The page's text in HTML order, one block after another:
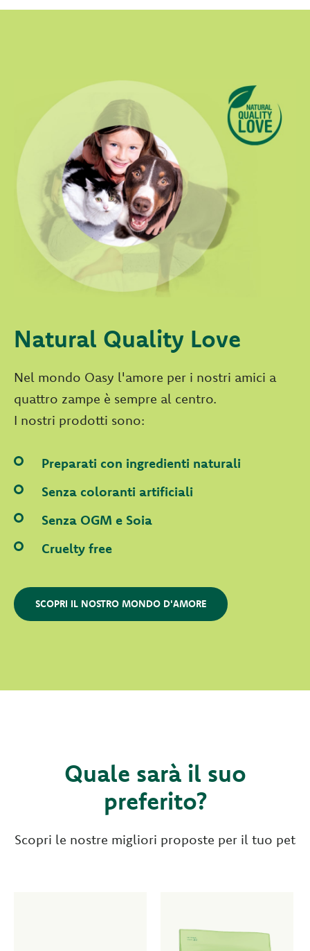
Natural Quality Love
Nel mondo Oasy l'amore per i nostri amici a
quattro zampe è sempre al centro.
I nostri prodotti sono:
Preparati con ingredienti naturali
Senza coloranti artificiali
Senza OGM e Soia
Cruelty free
SCOPRI IL NOSTRO MONDO D'AMORE
Quale sarà il suo
preferito?
Scopri le nostre migliori proposte per il tuo pet